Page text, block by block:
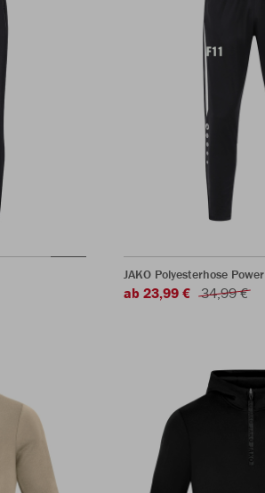
JAKO Polyesterhose Power
ab 23,99 € 34,99 €